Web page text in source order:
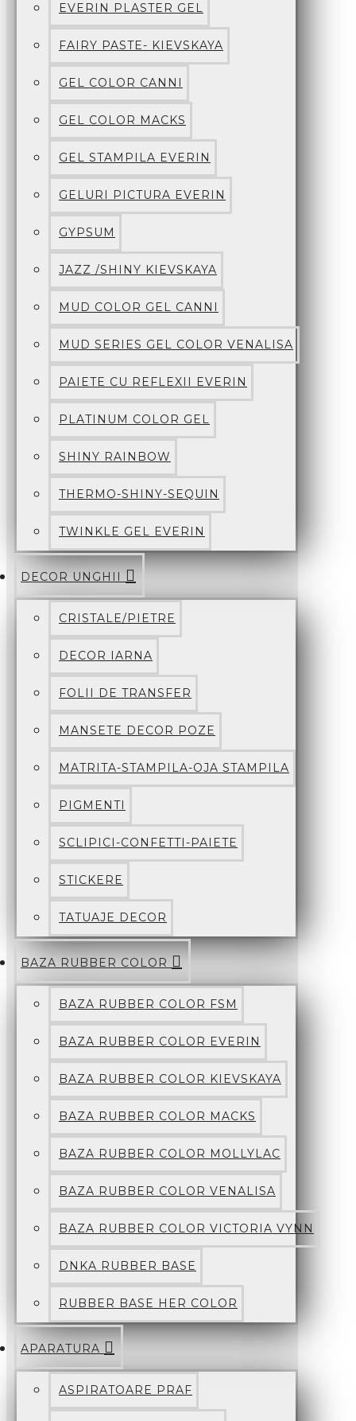
EVERIN PLASTER GEL
FAIRY PASTE- KIEVSKAYA
GEL COLOR CANNI
GEL COLOR MACKS
GEL STAMPILA EVERIN
GELURI PICTURA EVERIN
GYPSUM
JAZZ /SHINY KIEVSKAYA
MUD COLOR GEL CANNI
MUD SERIES GEL COLOR VENALISA
PAIETE CU REFLEXII EVERIN
PLATINUM COLOR GEL
SHINY RAINBOW
THERMO-SHINY-SEQUIN
TWINKLE GEL EVERIN
DECOR UNGHII
CRISTALE/PIETRE
DECOR IARNA
FOLII DE TRANSFER
MANSETE DECOR POZE
MATRITA-STAMPILA-OJA STAMPILA
PIGMENTI
SCLIPICI-CONFETTI-PAIETE
STICKERE
TATUAJE DECOR
BAZA RUBBER COLOR
BAZA RUBBER COLOR FSM
BAZA RUBBER COLOR EVERIN
BAZA RUBBER COLOR KIEVSKAYA
BAZA RUBBER COLOR MACKS
BAZA RUBBER COLOR MOLLYLAC
BAZA RUBBER COLOR VENALISA
BAZA RUBBER COLOR VICTORIA VYNN
DNKA RUBBER BASE
RUBBER BASE HER COLOR
APARATURA
ASPIRATOARE PRAF